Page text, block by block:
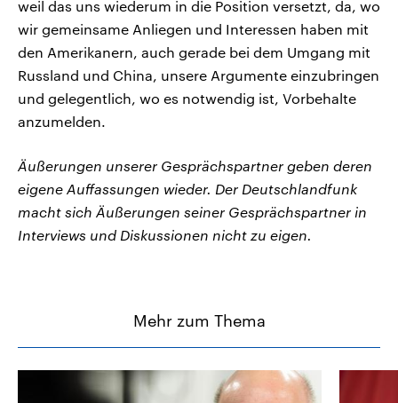
weil das uns wiederum in die Position versetzt, da, wo
wir gemeinsame Anliegen und Interessen haben mit
den Amerikanern, auch gerade bei dem Umgang mit
Russland und China, unsere Argumente einzubringen
und gelegentlich, wo es notwendig ist, Vorbehalte
anzumelden.
Äußerungen unserer Gesprächspartner geben deren
eigene Auffassungen wieder. Der Deutschlandfunk
macht sich Äußerungen seiner Gesprächspartner in
Interviews und Diskussionen nicht zu eigen.
Mehr zum Thema